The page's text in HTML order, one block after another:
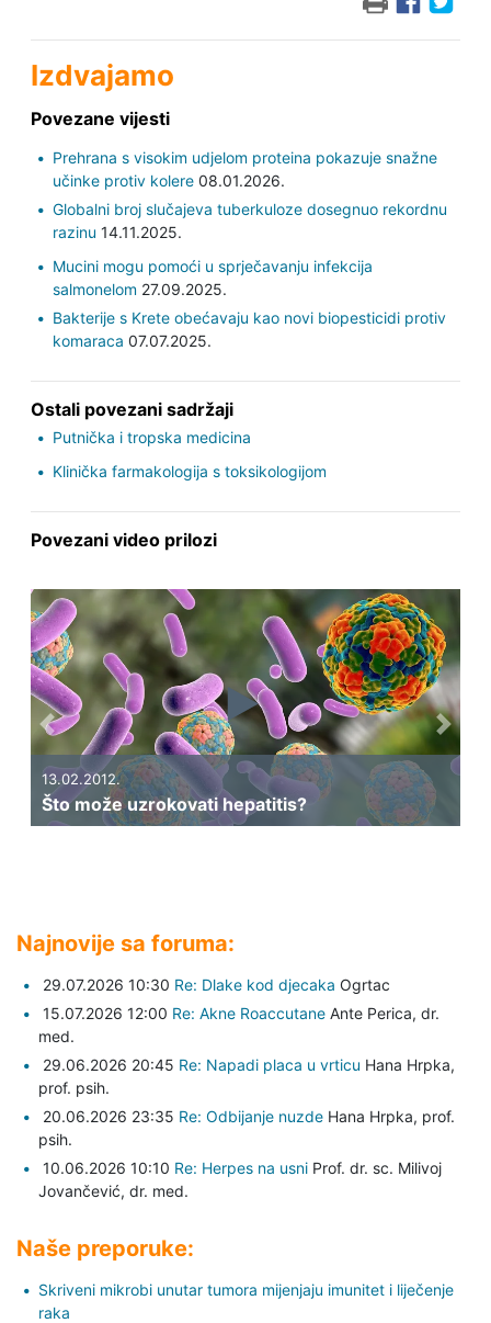
Izdvajamo
Povezane vijesti
Prehrana s visokim udjelom proteina pokazuje snažne
učinke protiv kolere08.01.2026.
Globalni broj slučajeva tuberkuloze dosegnuo rekordnu
razinu 14.11.2025.
Mucini mogu pomoći u sprječavanju infekcija
salmonelom 27.09.2025.
Bakterije s Krete obećavaju kao novi biopesticidi protiv
komaraca 07.07.2025.
Ostali povezani sadržaji
Putnička i tropska medicina
Klinička farmakologija s toksikologijom
Povezani video prilozi
13.02.2012.
Što može uzrokovati hepatitis?
Previous Next
Najnovije sa foruma:
29.07.2026 10:30 Re: Dlake kod djecaka Ogrtac
15.07.2026 12:00 Re: Akne Roaccutane Ante Perica, dr.
med.
29.06.2026 20:45 Re: Napadi placa u vrticu Hana Hrpka,
prof. psih.
20.06.2026 23:35 Re: Odbijanje nuzde Hana Hrpka, prof.
psih.
10.06.2026 10:10 Re: Herpes na usni Prof. dr. sc. Milivoj
Jovančević, dr. med.
Naše preporuke:
Skriveni mikrobi unutar tumora mijenjaju imunitet i liječenje
raka